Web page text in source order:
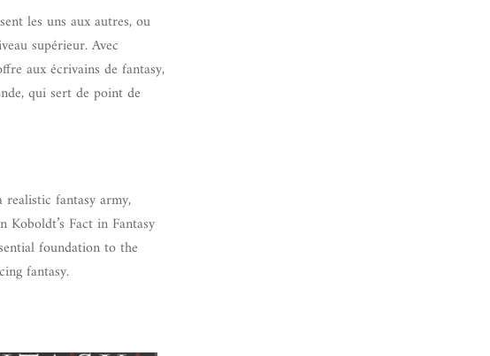
les uns aux autres, ou
supérieur. Avec
aux écrivains de fantasy,
qui sert de point de
fantasy army,
Fact in Fantasy
foundation to the
fantasy.